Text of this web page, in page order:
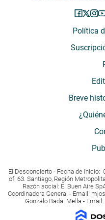
Política
Breve
El Desconcierto - Fecha de Inicio:
of. 63. Santiago, Región
Razón social: El Buen Aire
Coordinadora General - Email:
Gonzalo Badal Mella - Email: